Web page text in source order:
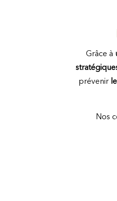
Grâce à
prévenir
Nos